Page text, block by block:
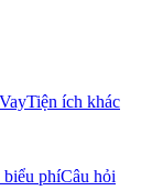
VayTiện ích khác
biểu phíCâu hỏi